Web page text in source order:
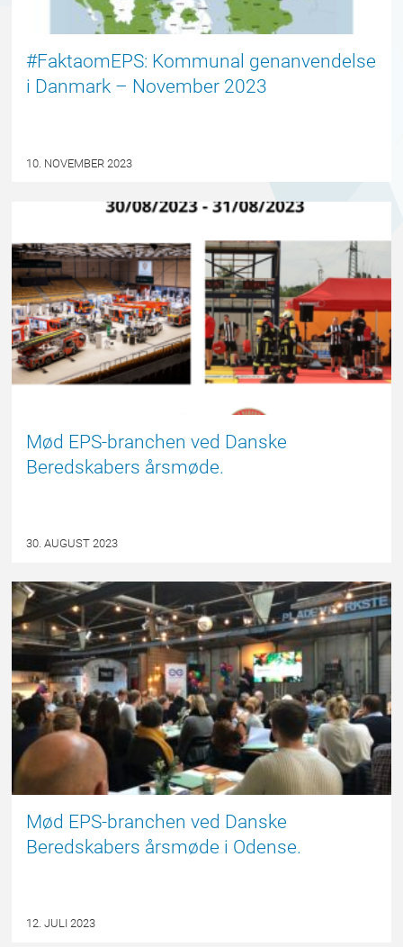
#FaktaomEPS: Kommunal genanvendelse
i Danmark – November 2023
10. NOVEMBER 2023
Mød EPS-branchen ved Danske
Beredskabers årsmøde.
30. AUGUST 2023
Mød EPS-branchen ved Danske
Beredskabers årsmøde i Odense.
12. JULI 2023
NYHED